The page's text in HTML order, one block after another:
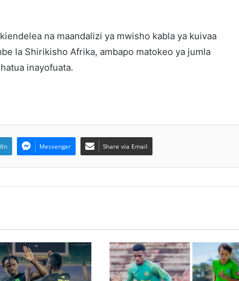
na maandalizi ya mwisho kabla ya kuivaa
la Shirikisho Afrika, ambapo matokeo ya jumla
inayofuata.
Messenger Share via Email